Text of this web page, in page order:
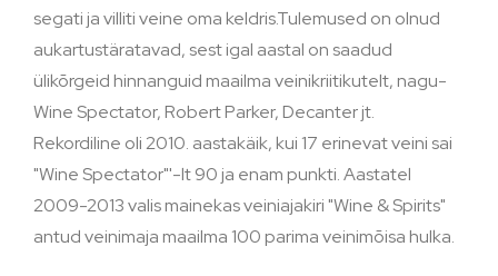
segati ja villiti veine oma keldris.Tulemused on olnud
aukartustäratavad, sest igal aastal on saadud
ülikõrgeid hinnanguid maailma veinikriitikutelt, nagu-
Wine Spectator, Robert Parker, Decanter jt.
Rekordiline oli 2010. aastakäik, kui 17 erinevat veini sai
"Wine Spectator"'-lt 90 ja enam punkti. Aastatel
2009-2013 valis mainekas veiniajakiri "Wine & Spirits"
antud veinimaja maailma 100 parima veinimõisa hulka.